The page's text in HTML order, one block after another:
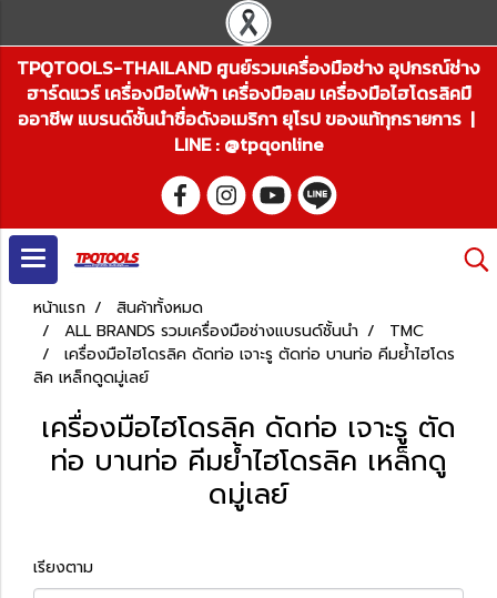
TPQTOOLS-THAILAND ศูนย์รวมเครื่องมือช่าง อุปกรณ์ช่าง
ฮาร์ดแวร์ เครื่องมือไฟฟ้า เครื่องมือลม เครื่องมือไฮโดรลิคมื
ออาชีพ แบรนด์ชั้นนำชื่อดังอเมริกา ยุโรป ของแท้ทุกรายการ |
LINE : @tpqonline
หน้าแรก
สินค้าทั้งหมด
ALL BRANDS รวมเครื่องมือช่างแบรนด์ชั้นนำ
TMC
เครื่องมือไฮโดรลิค ดัดท่อ เจาะรู ตัดท่อ บานท่อ คีมย้ำไฮโดร
ลิค เหล็กดูดมู่เลย์
เครื่องมือไฮโดรลิค ดัดท่อ เจาะรู ตัด
ท่อ บานท่อ คีมย้ำไฮโดรลิค เหล็กดู
ดมู่เลย์
เรียงตาม